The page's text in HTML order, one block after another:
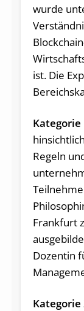
wurde
ist. Die
Regeln
Frankfurt
Dozentin